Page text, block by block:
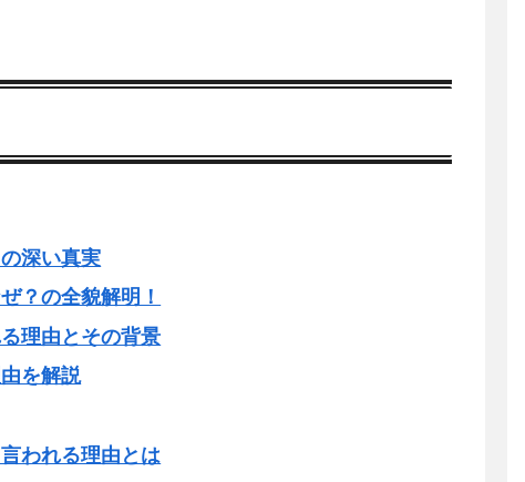
深い真実
？の全貌解明！
理由とその背景
を解説
われる理由とは